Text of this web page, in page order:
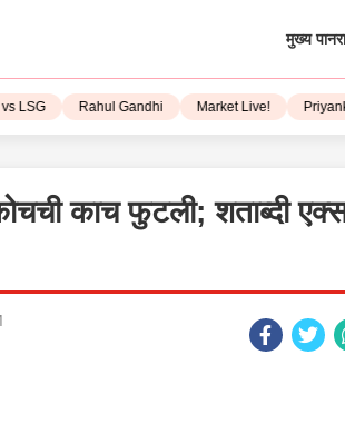
मुख्य पान
Rahul Gandhi Market Live! Priyanka
काच फुटली; शताब्दी